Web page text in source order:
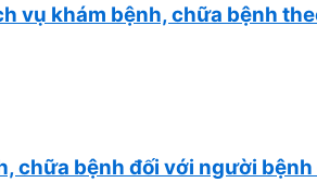
vụ khám bệnh, chữa bệnh
chữa bệnh đối với người